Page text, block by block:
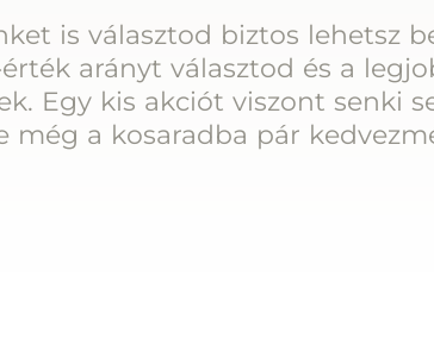
is választod biztos lehetsz
arányt választod és a
Egy kis akciót viszont senki
még a kosaradba pár